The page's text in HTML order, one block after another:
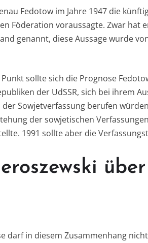
Fedotow im Jahre 1947 die
Föderation voraussagte. Zwar hat
genannt, diese Aussage wurde
sollte sich die Prognose
der UdSSR, sich bei ihrem
Sowjetverfassung berufen
der sowjetischen
1991 sollte aber die
darf in diesem Zusammenhang